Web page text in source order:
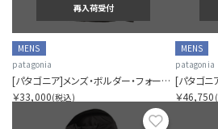
再入荷受付
MENS
patagonia
[パタゴニア]メンズ・ボルダー・フォーク・レイン・ジャケット
￥33,000(税込)
MENS
patagonia
￥46,750
お気に入り